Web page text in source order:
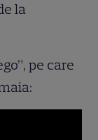
la
pe care